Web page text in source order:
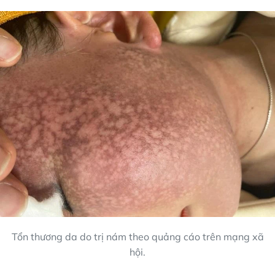
Tổn thương da do trị nám theo quảng cáo trên mạng xã
hội.